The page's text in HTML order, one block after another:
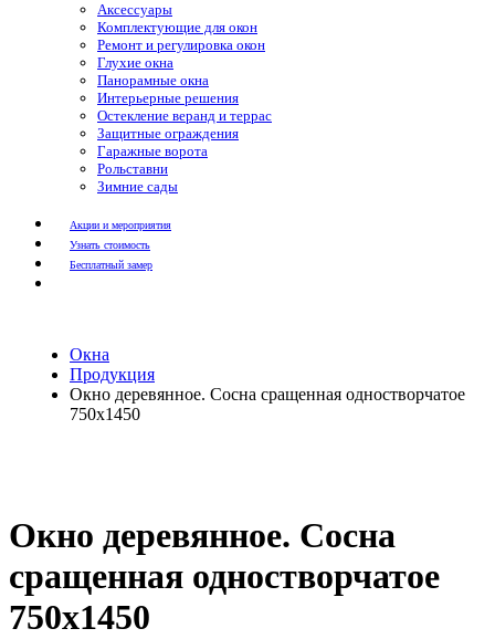
Аксессуары
Комплектующие для окон
Ремонт и регулировка окон
Глухие окна
Панорамные окна
Интерьерные решения
Остекление веранд и террас
Защитные ограждения
Гаражные ворота
Рольставни
Зимние сады
Акции и мероприятия
Узнать стоимость
Бесплатный замер
Окна
Продукция
Окно деревянное. Сосна сращенная одностворчатое
750x1450
Окно деревянное. Сосна
сращенная одностворчатое
750x1450